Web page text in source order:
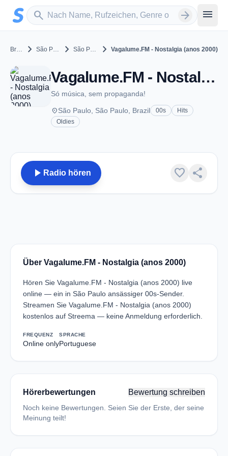
Zum Hauptinhalt springen
search
Sender suchen arrow_forward menu
Brazil chevron_right São Paulo chevron_right São Paulo chevron_right Vagalume.FM - Nostalgia (anos 2000)
Vagalume.FM - Nostalgia (anos 2000) - São Paulo
Só música, sem propaganda!
placeSão Paulo, São Paulo, Brazil 00s
Hits
Oldies
play_arrow Radio hören favorite share
Über Vagalume.FM - Nostalgia (anos 2000)
Hören Sie Vagalume.FM - Nostalgia (anos 2000) live
online — ein in São Paulo ansässiger 00s-Sender.
Streamen Sie Vagalume.FM - Nostalgia (anos 2000)
kostenlos auf Streema — keine Anmeldung erforderlich.
FREQUENZ
Online only
SPRACHE
Portuguese
Hörerbewertungen Bewertung schreiben
Noch keine Bewertungen. Seien Sie der Erste, der seine
Meinung teilt!